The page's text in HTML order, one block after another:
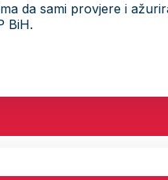
da sami provjere i
BiH.